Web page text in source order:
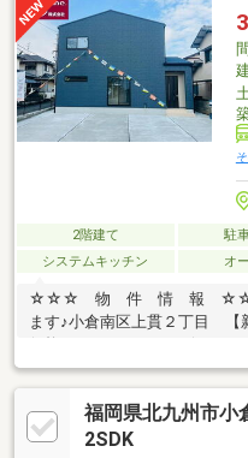
2階建て 駐
システムキッチン
オ
☆☆☆ 物 件 情 報 ☆☆☆近
ます♪小倉南区上貫２丁目
７．０万円台より！フルロー
ッジなら解決できます！◆安
燥暖房機付】・【食器洗い乾
にお問合せください♪０９３-
福岡県北九州市小
2SDK